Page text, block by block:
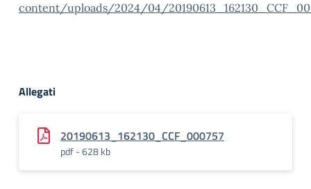
content/uploads/2024/04/
Allegati
20190613_162130_CCF_000757
pdf - 628 kb